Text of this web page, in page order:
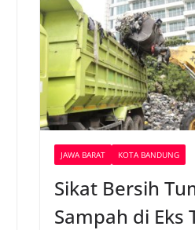
JAWA BARAT KOTA BANDUNG
Sikat Bersih
Sampah di Eks